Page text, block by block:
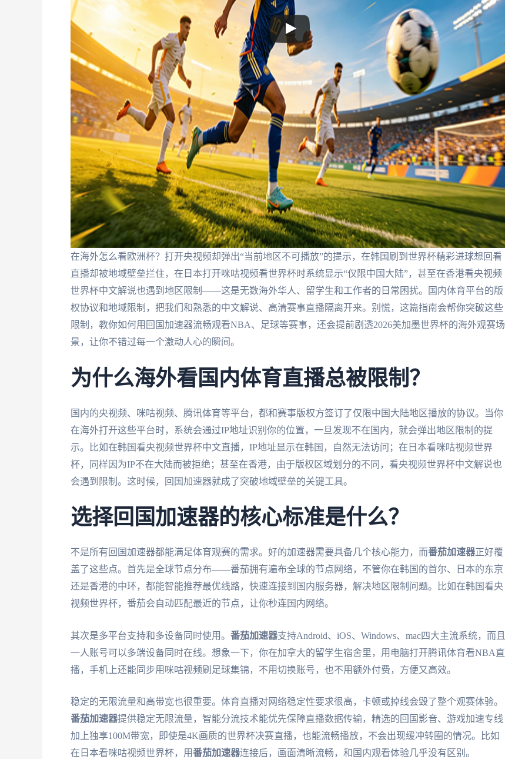
在海外怎么看欧洲杯？打开央视频却弹出“当前地区不可播放”的提示，在韩国刷到世界杯精彩进球想回看
直播却被地域壁垒拦住，在日本打开咪咕视频看世界杯时系统显示“仅限中国大陆”，甚至在香港看央视频
世界杯中文解说也遇到地区限制——这是无数海外华人、留学生和工作者的日常困扰。国内体育平台的版
权协议和地域限制，把我们和熟悉的中文解说、高清赛事直播隔离开来。别慌，这篇指南会帮你突破这些
限制，教你如何用回国加速器流畅观看NBA、足球等赛事，还会提前剧透2026美加墨世界杯的海外观赛场
景，让你不错过每一个激动人心的瞬间。
为什么海外看国内体育直播总被限制？
国内的央视频、咪咕视频、腾讯体育等平台，都和赛事版权方签订了仅限中国大陆地区播放的协议。当你
在海外打开这些平台时，系统会通过IP地址识别你的位置，一旦发现不在国内，就会弹出地区限制的提
示。比如在韩国看央视频世界杯中文直播，IP地址显示在韩国，自然无法访问；在日本看咪咕视频世界
杯，同样因为IP不在大陆而被拒绝；甚至在香港，由于版权区域划分的不同，看央视频世界杯中文解说也
会遇到限制。这时候，回国加速器就成了突破地域壁垒的关键工具。
选择回国加速器的核心标准是什么？
不是所有回国加速器都能满足体育观赛的需求。好的加速器需要具备几个核心能力，而番茄加速器正好覆
盖了这些点。首先是全球节点分布——番茄拥有遍布全球的节点网络，不管你在韩国的首尔、日本的东京
还是香港的中环，都能智能推荐最优线路，快速连接到国内服务器，解决地区限制问题。比如在韩国看央
视频世界杯，番茄会自动匹配最近的节点，让你秒连国内网络。
其次是多平台支持和多设备同时使用。 番茄加速器支持Android、iOS、Windows、mac四大主流系统，而且
一人账号可以多端设备同时在线。想象一下，你在加拿大的留学生宿舍里，用电脑打开腾讯体育看NBA直
播，手机上还能同步用咪咕视频刷足球集锦，不用切换账号，也不用额外付费，方便又高效。
稳定的无限流量和高带宽也很重要。体育直播对网络稳定性要求很高，卡顿或掉线会毁了整个观赛体验。
番茄加速器提供稳定无限流量，智能分流技术能优先保障直播数据传输，精选的回国影音、游戏加速专线
加上独享100M带宽，即使是4K画质的世界杯决赛直播，也能流畅播放，不会出现缓冲转圈的情况。比如
在日本看咪咕视频世界杯，用番茄加速器连接后，画面清晰流畅，和国内观看体验几乎没有区别。